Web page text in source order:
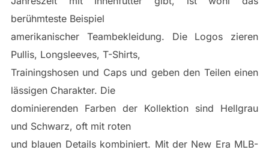
berühmteste Beispiel
amerikanischer Teambekleidung. Die Logos zieren
Pullis, Longsleeves, T-Shirts,
Trainingshosen und Caps und geben den Teilen einen
lässigen Charakter. Die
dominierenden Farben der Kollektion sind Hellgrau
und Schwarz, oft mit roten
und blauen Details kombiniert. Mit der New Era MLB-